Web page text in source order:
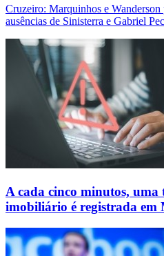
Cruzeiro: Marquinhos e Wanderson
ausências de Sinisterra e Gabriel Pec
A cada cinco minutos, uma
imobiliário é registrada em